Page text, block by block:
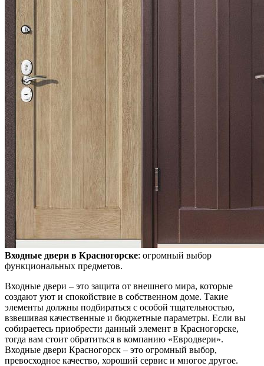
Входные двери в Красногорске: огромный выбор
функциональных предметов.
Входные двери – это защита от внешнего мира, которые
создают уют и спокойствие в собственном доме. Такие
элементы должны подбираться с особой тщательностью,
взвешивая качественные и бюджетные параметры. Если вы
собираетесь приобрести данный элемент в Красногорске,
тогда вам стоит обратиться в компанию «Евродвери».
Входные двери Красногорск – это огромный выбор,
превосходное качество, хороший сервис и многое другое.